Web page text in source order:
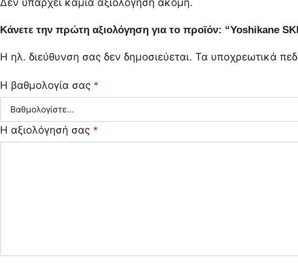
Δεν υπάρχει καμία αξιολόγηση ακόμη.
Κάνετε την πρώτη αξιολόγηση για το προϊόν: “Yoshikane
Η ηλ. διεύθυνση σας δεν δημοσιεύεται. Τα υποχρεωτικά
Η βαθμολογία σας *
Η αξιολόγησή σας *